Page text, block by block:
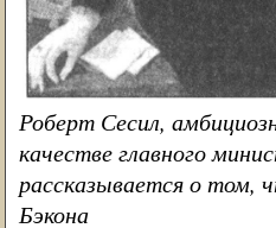
Роберт Сесил,
качестве главного
рассказывается о том,
Бэкона